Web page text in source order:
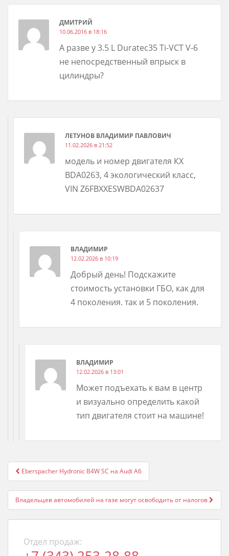
ДМИТРИЙ
10.06.2016 в 18:16
А разве у 3.5 L Duratec35 Ti-VCT V-6
не непосредственный впрыск в
цилиндры?
ЛЕТУНОВ ВЛАДИМИР ПАВЛОВИЧ
11.02.2026 в 21:52
модель и номер двигателя КХ
BDA0263, 4 экологический класс,
VIN Z6FBXXESWBDA02637
ВЛАДИМИР
12.02.2026 в 10:19
Добрый день! Подскажите
стоимость установки ГБО, как для
4 поколения. так и 5 поколения.
ВЛАДИМИР
12.02.2026 в 13:01
Может подъехать к вам в центр
и визуально определить какой
тип двигателя стоит на машине!
Post
navigation
Eberspacher Hydronic B4W SC на Audi A6
Владельцев автомобилей на газе могут освободить от налогов
Отдел продаж: